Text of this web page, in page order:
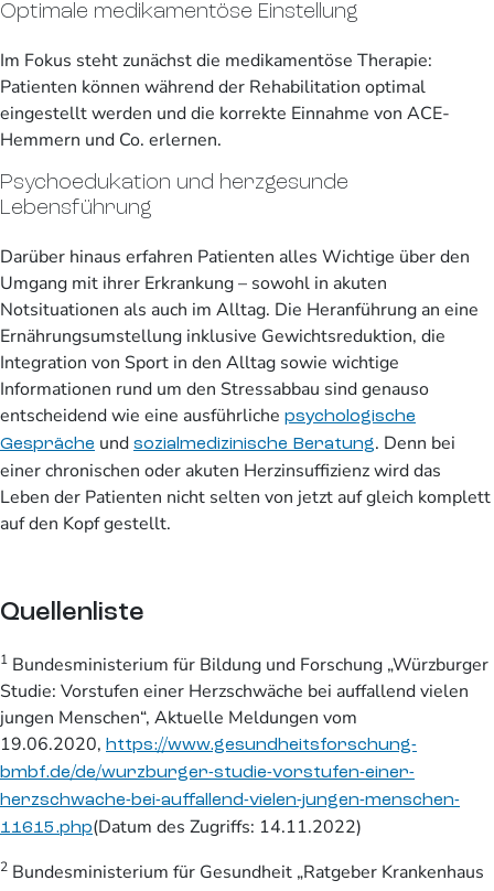
Optimale medikamentöse Einstellung
Im Fokus steht zunächst die medikamentöse Therapie:
Patienten können während der Rehabilitation optimal
eingestellt werden und die korrekte Einnahme von ACE-
Hemmern und Co. erlernen.
Psychoedukation und herzgesunde
Lebensführung
Darüber hinaus erfahren Patienten alles Wichtige über den
Umgang mit ihrer Erkrankung – sowohl in akuten
Notsituationen als auch im Alltag. Die Heranführung an eine
Ernährungsumstellung inklusive Gewichtsreduktion, die
Integration von Sport in den Alltag sowie wichtige
Informationen rund um den Stressabbau sind genauso
entscheidend wie eine ausführliche psychologische
Gespräche und sozialmedizinische Beratung. Denn bei
einer chronischen oder akuten Herzinsuffizienz wird das
Leben der Patienten nicht selten von jetzt auf gleich komplett
auf den Kopf gestellt.
Quellenliste
1 Bundesministerium für Bildung und Forschung „Würzburger
Studie: Vorstufen einer Herzschwäche bei auffallend vielen
jungen Menschen“, Aktuelle Meldungen vom
19.06.2020, https://www.gesundheitsforschung-
bmbf.de/de/wurzburger-studie-vorstufen-einer-
herzschwache-bei-auffallend-vielen-jungen-menschen-
11615.php(Datum des Zugriffs: 14.11.2022)
2 Bundesministerium für Gesundheit „Ratgeber Krankenhaus